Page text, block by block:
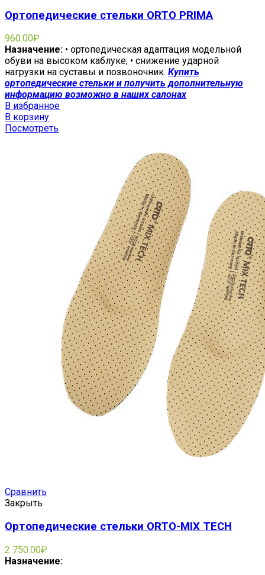
Ортопедические стельки ORTO PRIMA
960.00₽
Назначение: • ортопедическая адаптация модельной
обуви на высоком каблуке; • снижение ударной
нагрузки на суставы и позвоночник. Купить
ортопедические стельки и получить дополнительную
информацию возможно в наших салонах
В избранное
В корзину
Посмотреть
Сравнить
Закрыть
Ортопедические стельки ORTO-MIX TECH
2 750.00₽
Назначение: